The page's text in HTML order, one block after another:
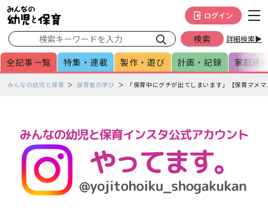
詳細検索▶
ログイン
全記事一覧 特集・連載 製作・遊び 計画・記録 家庭連
ペみんなの幼児と保育 保育者の学び 「保育中にグチが出てしまいます」【保育マ